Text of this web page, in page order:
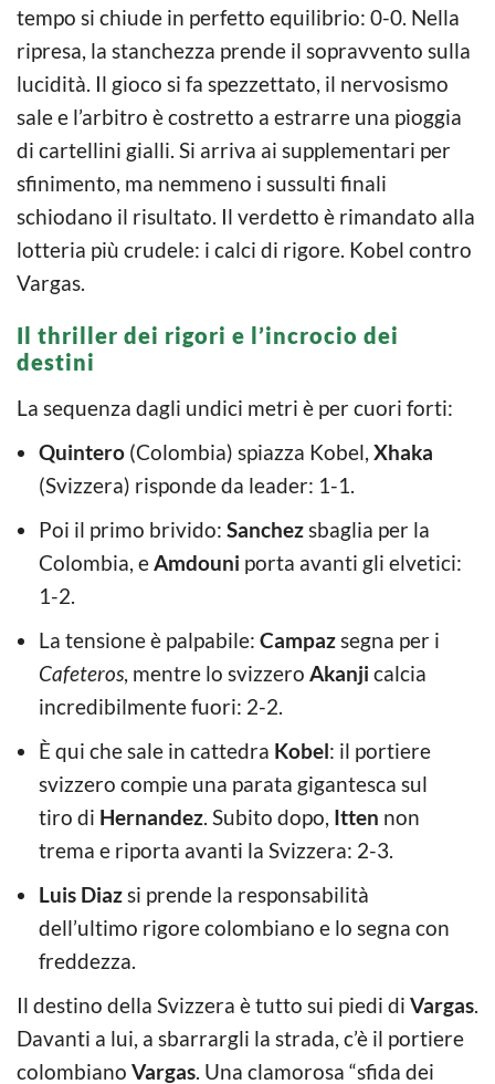
tempo si chiude in perfetto equilibrio: 0-0. Nella
ripresa, la stanchezza prende il sopravvento sulla
lucidità. Il gioco si fa spezzettato, il nervosismo
sale e l’arbitro è costretto a estrarre una pioggia
di cartellini gialli. Si arriva ai supplementari per
sfinimento, ma nemmeno i sussulti finali
schiodano il risultato. Il verdetto è rimandato alla
lotteria più crudele: i calci di rigore. Kobel contro
Vargas.
Il thriller dei rigori e l’incrocio dei
destini
La sequenza dagli undici metri è per cuori forti:
Quintero (Colombia) spiazza Kobel, Xhaka
(Svizzera) risponde da leader: 1-1.
Poi il primo brivido: Sanchez sbaglia per la
Colombia, e Amdouni porta avanti gli elvetici:
1-2.
La tensione è palpabile: Campaz segna per i
Cafeteros , mentre lo svizzero Akanji calcia
incredibilmente fuori: 2-2.
È qui che sale in cattedra Kobel: il portiere
svizzero compie una parata gigantesca sul
tiro di Hernandez . Subito dopo, Itten non
trema e riporta avanti la Svizzera: 2-3.
Luis Diaz si prende la responsabilità
dell’ultimo rigore colombiano e lo segna con
freddezza.
Il destino della Svizzera è tutto sui piedi di Vargas
Davanti a lui, a sbarrargli la strada, c’è il portiere
colombiano Vargas . Una clamorosa “sfida dei